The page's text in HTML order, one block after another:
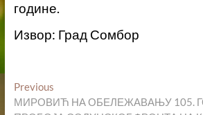
године.
Извор: Град Сомбор
Кретање
PreviousPrevious
post:
МИРОВИЋ НА ОБЕЛЕЖАВАЊУ 105.